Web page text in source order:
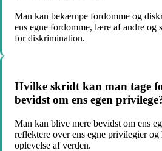
Man kan bekæmpe fordomme og
ens egne fordomme, lære af andre og
for diskrimination.
Hvilke skridt kan man tage
bevidst om ens egen
Man kan blive mere bevidst om ens
reflektere over ens egne privilegier
oplevelse af verden.